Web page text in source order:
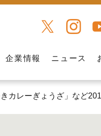
企業情報 ニュース
カレーぎょうざ」など